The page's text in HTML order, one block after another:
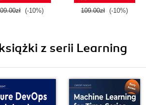
(-10%) 109.00zł (-10%)
z serii Learning